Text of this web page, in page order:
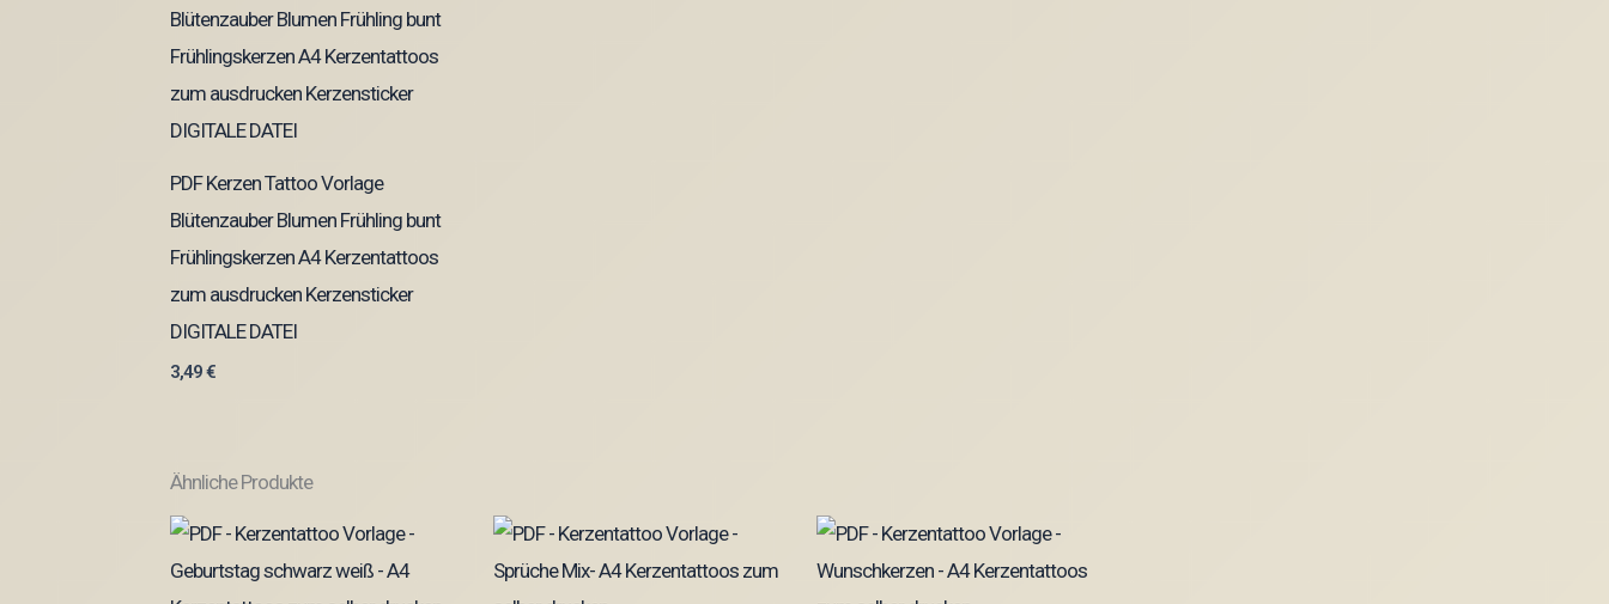
PDF Kerzen Tattoo Vorlage
Blütenzauber Blumen Frühling bunt
Frühlingskerzen A4 Kerzentattoos
zum ausdrucken Kerzensticker
DIGITALE DATEI
3,49€
Ähnliche Produkte